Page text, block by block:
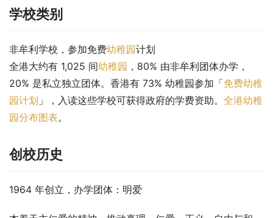
学校类别
非牟利学校，参加免费幼稚园计划
全港大约有 1,025 间幼稚园 ，80% 由非牟利团体办学，
20% 是私立独立团体。香港有 73% 幼稚园参加「免费幼稚
园计划 」，入读这些学校可获得政府的学费资助。 全港幼稚
园分布图表。
创校历史
1964 年创立，办学团体：明爱